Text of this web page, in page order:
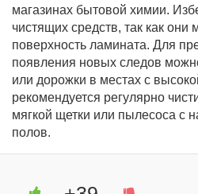
магазинах бытовой химии.
чистящих средств, так как они
поверхность ламината. Для
появления новых следов
или дорожки в местах с
рекомендуется регулярно
мягкой щетки или пылесоса с
полов.